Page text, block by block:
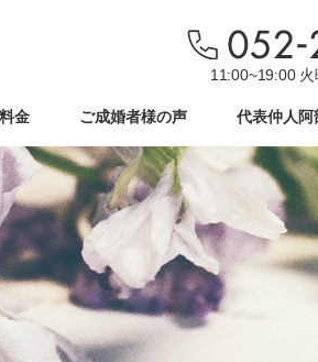
11:00~19:00
金 ご成婚者様の声 代表仲人阿